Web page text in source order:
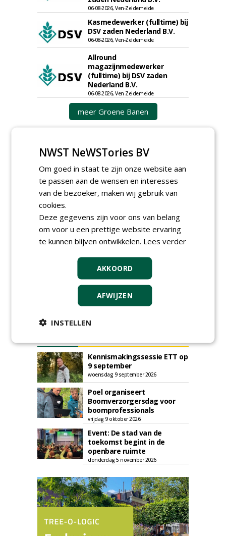
06-08-2026, Ven-Zelderheide
Kasmedewerker (fulltime) bij
DSV zaden Nederland B.V.
06-08-2026, Ven-Zelderheide
Allround
magazijnmedewerker
(fulltime) bij DSV zaden
Nederland B.V.
06-08-2026, Ven Zelderheide
meer Groene Banen
GREEN OUTLET
Iedereen kan gratis kleine advertenties
plaatsen via zijn eigen account.
Plaats een gratis advertentie
Kennismakingssessie ETT op
9 september
woensdag 9 september 2026
Poel organiseert
Boomverzorgersdag voor
boomprofessionals
vrijdag 9 oktober 2026
Event: De stad van de
toekomst begint in de
openbare ruimte
donderdag 5 november 2026
NWST NeWSTories BV
Om goed in staat te zijn onze website aan
te passen aan de wensen en interesses
van de bezoeker, maken wij gebruik van
cookies.
Deze gegevens zijn voor ons van belang
om voor u een prettige website ervaring
te kunnen blijven ontwikkelen. Lees verder
AKKOORD
AFWIJZEN
INSTELLEN